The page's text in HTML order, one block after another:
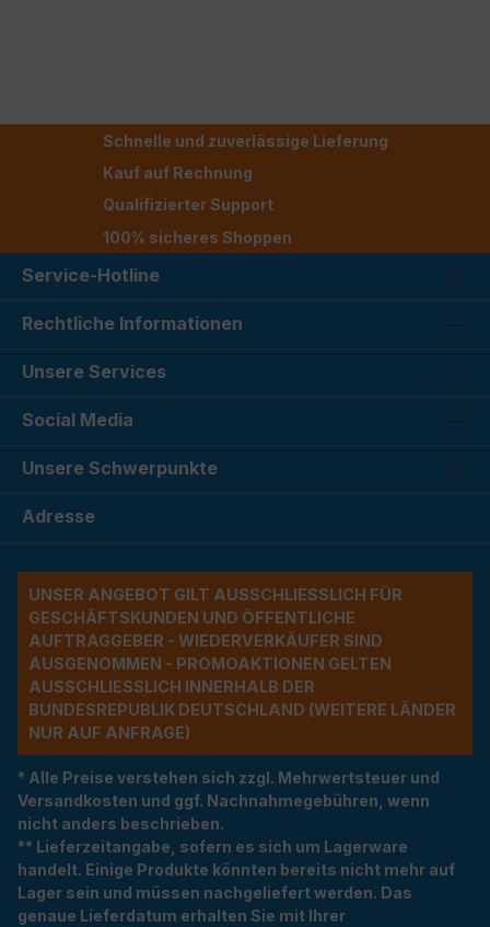
Schnelle und zuverlässige Lieferung
Kauf auf Rechnung
Qualifizierter Support
100% sicheres Shoppen
Service-Hotline
Rechtliche Informationen
Unsere Services
Social Media
Unsere Schwerpunkte
Adresse
UNSER ANGEBOT GILT AUSSCHLIESSLICH FÜR G
ESCHÄFTSKUNDEN UND ÖFFENTLICHE A
UFTRAGGEBER - WIEDERVERKÄUFER SIND A
USGENOMMEN - PROMOAKTIONEN GELTEN A
USSCHLIESSLICH INNERHALB DER BU
NDESREPUBLIK DEUTSCHLAND (WEITERE LÄNDER NU
R AUF ANFRAGE)
* Alle Preise verstehen sich zzgl. Mehrwertsteuer und
Versandkosten und ggf. Nachnahmegebühren, wenn
nicht anders beschrieben.
** Lieferzeitangabe, sofern es sich um Lagerware
handelt. Einige Produkte könnten bereits nicht mehr auf
Lager sein und müssen nachgeliefert werden. Das
genaue Lieferdatum erhalten Sie mit Ihrer